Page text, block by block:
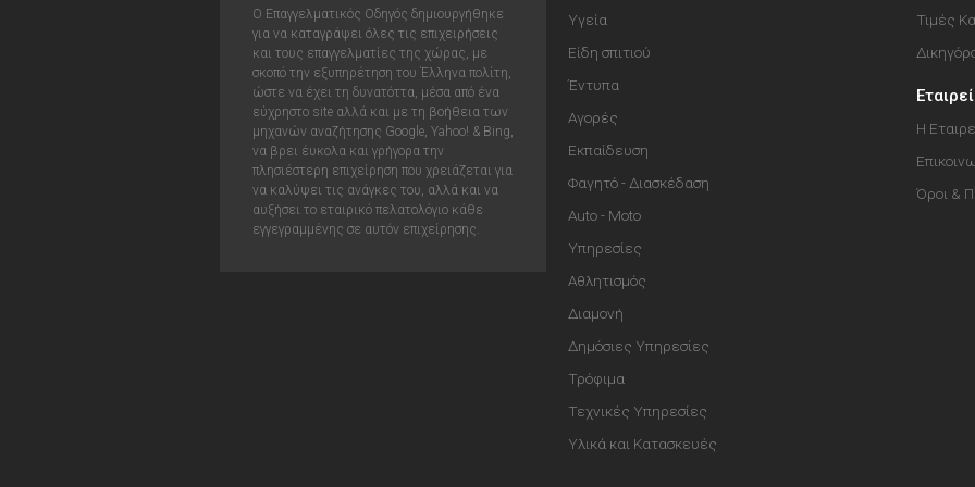
Ο Επαγγελματικός Οδηγός δημιουργήθηκε
για να καταγράψει όλες τις επιχειρήσεις
και τους επαγγελματίες της χώρας, με
σκοπό την εξυπηρέτηση του Έλληνα πολίτη,
ώστε να έχει τη δυνατόττα, μέσα από ένα
εύχρηστο site αλλά και με τη βοήθεια των
μηχανών αναζήτησης Google, Yahoo! & Bing,
να βρει έυκολα και γρήγορα την
πλησιέστερη επιχείρηση που χρειάζεται για
να καλύψει τις ανάγκες του, αλλά και να
αυξήσει το εταιρικό πελατολόγιο κάθε
εγγεγραμμένης σε αυτόν επιχείρησης.
Υγεία
Είδη σπιτιού
Έντυπα
Αγορές
Εκπαίδευση
Φαγητό - Διασκέδαση
Auto - Moto
Υπηρεσίες
Αθλητισμός
Διαμονή
Δημόσιες Υπηρεσίες
Τρόφιμα
Τεχνικές Υπηρεσίες
Υλικά και Κατασκευές
Τιμές
Η
Όροι &